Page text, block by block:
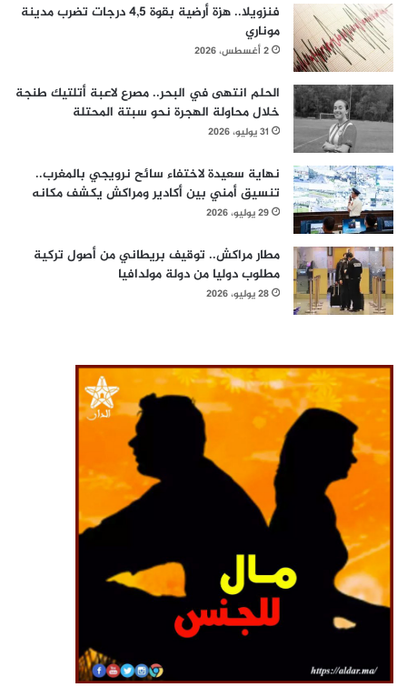
فنزويلا.. هزة أرضية بقوة 4,5 درجات تضرب مدينة
موناري
2 أغسطس، 2026
الحلم انتهى في البحر.. مصرع لاعبة أتلتيك طنجة
خلال محاولة الهجرة نحو سبتة المحتلة
31 يوليو، 2026
نهاية سعيدة لاختفاء سائح نرويجي بالمغرب..
تنسيق أمني بين أكادير ومراكش يكشف مكانه
29 يوليو، 2026
مطار مراكش.. توقيف بريطاني من أصول تركية
مطلوب دوليا من دولة مولدافيا
28 يوليو، 2026